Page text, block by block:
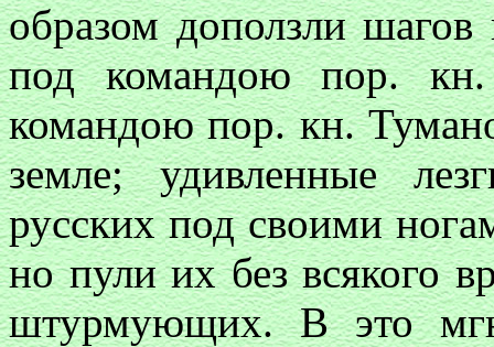
образом доползли шагов
под командою пор. кн.
командою пор. кн.
земле; удивленные
русских под своими
но пули их без всякого
штурмующих. В это